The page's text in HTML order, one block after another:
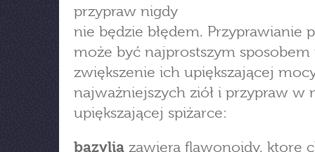
przypraw nigdy
nie będzie błędem. Przyprawianie
może być najprostszym sposobem
zwiększenie ich upiększającej
najważniejszych ziół i przypraw w
upiększającej spiżarce:
bazylia zawiera flawonoidy, ktore